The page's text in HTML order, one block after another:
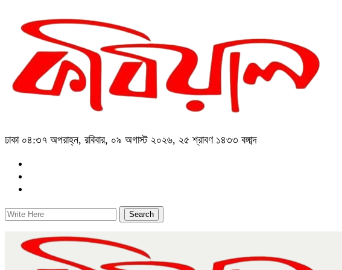
ঢাকা ০৪:৩৭ অপরাহ্ন, রবিবার, ০৯ অগাস্ট ২০২৬, ২৫ শ্রাবণ ১৪৩৩ বঙ্গাব্দ